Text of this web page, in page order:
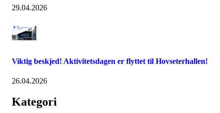
29.04.2026
Viktig beskjed! Aktivitetsdagen er flyttet til Hovseterhallen!
26.04.2026
Kategori